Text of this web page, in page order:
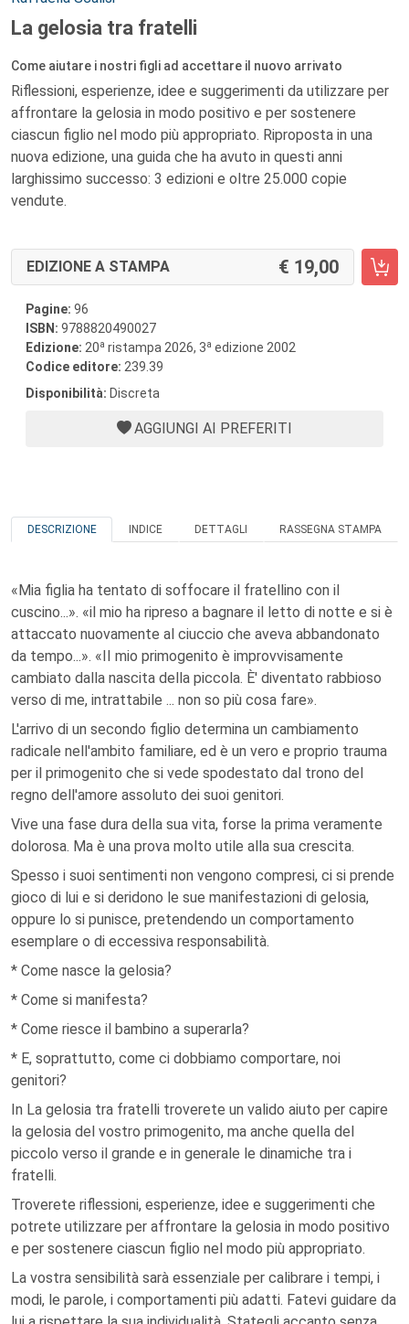
La gelosia tra fratelli
Come aiutare i nostri figli ad accettare il nuovo arrivato
Riflessioni, esperienze, idee e suggerimenti da utilizzare per
affrontare la gelosia in modo positivo e per sostenere
ciascun figlio nel modo più appropriato. Riproposta in una
nuova edizione, una guida che ha avuto in questi anni
larghissimo successo: 3 edizioni e oltre 25.000 copie
vendute.
EDIZIONE A STAMPA 19,00
Pagine: 96
ISBN: 9788820490027
Edizione: 20a ristampa 2026, 3a edizione 2002
Codice editore: 239.39
Disponibilità: Discreta
AGGIUNGI AI PREFERITI
DESCRIZIONE INDICE DETTAGLI RASSEGNA STAMPA
«Mia figlia ha tentato di soffocare il fratellino con il
cuscino...». «il mio ha ripreso a bagnare il letto di notte e si è
attaccato nuovamente al ciuccio che aveva abbandonato
da tempo...». «II mio primogenito è improvvisamente
cambiato dalla nascita della piccola. È' diventato rabbioso
verso di me, intrattabile ... non so più cosa fare».
L'arrivo di un secondo figlio determina un cambiamento
radicale nell'ambito familiare, ed è un vero e proprio trauma
per il primogenito che si vede spodestato dal trono del
regno dell'amore assoluto dei suoi genitori.
Vive una fase dura della sua vita, forse la prima veramente
dolorosa. Ma è una prova molto utile alla sua crescita.
Spesso i suoi sentimenti non vengono compresi, ci si prende
gioco di lui e si deridono le sue manifestazioni di gelosia,
oppure lo si punisce, pretendendo un comportamento
esemplare o di eccessiva responsabilità.
* Come nasce la gelosia?
* Come si manifesta?
* Come riesce il bambino a superarla?
* E, soprattutto, come ci dobbiamo comportare, noi
genitori?
In La gelosia tra fratelli troverete un valido aiuto per capire
la gelosia del vostro primogenito, ma anche quella del
piccolo verso il grande e in generale le dinamiche tra i
fratelli.
Troverete riflessioni, esperienze, idee e suggerimenti che
potrete utilizzare per affrontare la gelosia in modo positivo
e per sostenere ciascun figlio nel modo più appropriato.
La vostra sensibilità sarà essenziale per calibrare i tempi, i
modi, le parole, i comportamenti più adatti. Fatevi guidare da